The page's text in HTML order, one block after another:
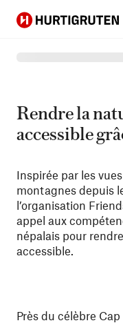
Hurtigruten
Rendre la
accessible
Inspirée par les
montagnes depuis
l’organisation
appel aux
népalais pour
accessible.
Près du célèbre